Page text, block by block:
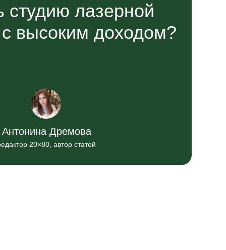
студию лазерной
высоким доходом?
Антонина Дремова
20×80, автор статей